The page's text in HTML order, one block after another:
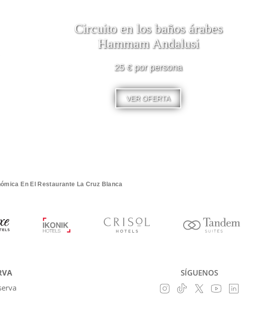
Circuito en los baños árabes
Hammam Andalusi
25 € por persona
VER OFERTA
En El Restaurante La Cruz Blanca
SÍGUENOS